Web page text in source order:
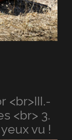
<br>III.-
<br> 3.
vu !